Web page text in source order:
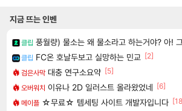
지금 뜨는 인벤
클립 풍월량) 물소는 왜 물소라고 하는거야? 아!
클립 FC온 호날두보고 실망하는 민교 [2]
검은사막 대충 연구소요약 [5]
오버워치 이유나 2D 일러스트 올라왔었네 [6]
메이플 ☆무료☆ 템세팅 사이트 개발자입니다